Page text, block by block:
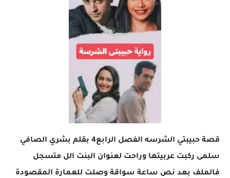
قصة حبيبتي الشرسه الفصل الرابع4 بقلم بشري الصافي
سلمى ركبت عربيتها وراحت لعنوان البنت الل متسجل
فالملف بعد نص ساعة سواقة وصلت للعمارة المقصودة